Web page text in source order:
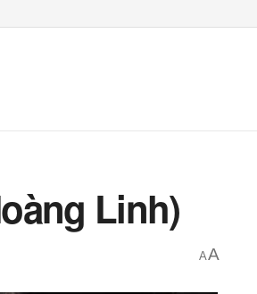
Linh)
AA